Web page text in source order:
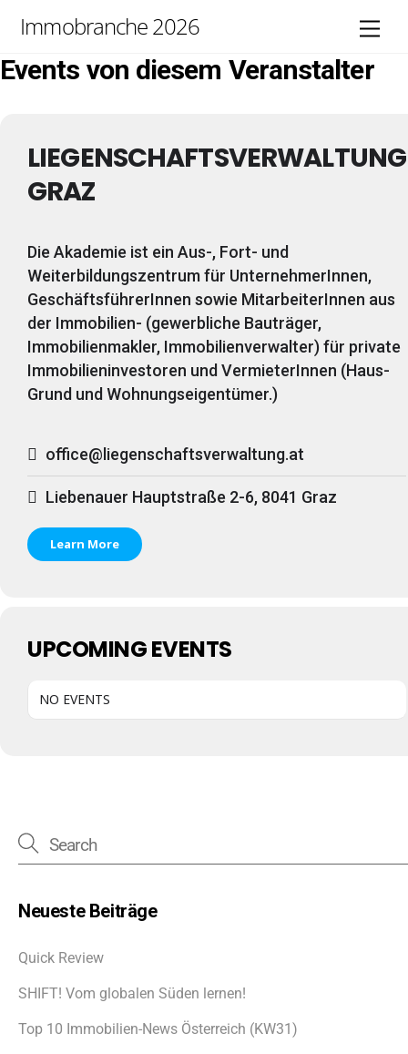
content
Immobranche 2026
Events von diesem Veranstalter
LIEGENSCHAFTSVERWALTUNG
GRAZ
Die Akademie ist ein Aus-, Fort- und
Weiterbildungszentrum für UnternehmerInnen,
GeschäftsführerInnen sowie MitarbeiterInnen aus
der Immobilien- (gewerbliche Bauträger,
Immobilienmakler, Immobilienverwalter) für private
Immobilieninvestoren und VermieterInnen (Haus-
Grund und Wohnungseigentümer.)
office@liegenschaftsverwaltung.at
Liebenauer Hauptstraße 2-6, 8041 Graz
Learn More
UPCOMING EVENTS
NO EVENTS
Neueste Beiträge
Quick Review
SHIFT! Vom globalen Süden lernen!
Top 10 Immobilien-News Österreich (KW31)